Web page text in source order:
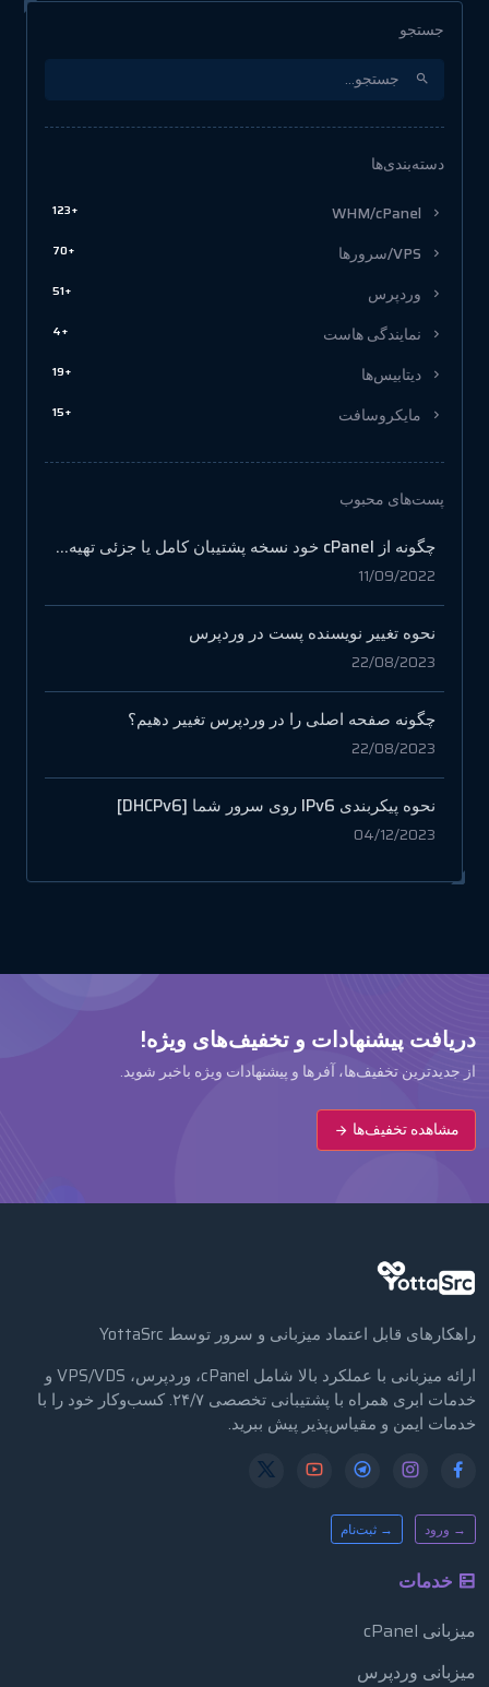
جستجو
دسته‌بندی‌ها
+123
+70
وردپرس +51
نمایندگی هاست +4
دیتابیس‌ها +19
مایکروسافت +15
پست‌های محبوب
چگونه از cPanel خود نسخه پشتیبان کامل یا جزئی تهیه کنیم
11/09/2022
نحوه تغییر نویسنده پست در وردپرس
22/08/2023
چگونه صفحه اصلی را در وردپرس تغییر دهیم؟
22/08/2023
نحوه پیکربندی IPv6 روی سرور شما [DHCPv6]
04/12/2023
دریافت پیشنهادات و تخفیف‌های ویژه!
از جدیدترین تخفیف‌ها، آفرها و پیشنهادات ویژه باخبر شوید.
مشاهده تخفیف‌ها
راهکارهای قابل اعتماد میزبانی و سرور توسط YottaSrc
ارائه میزبانی با عملکرد بالا شامل cPanel، وردپرس، VPS/VDS و
خدمات ابری همراه با پشتیبانی تخصصی ۲۴/۷. کسب‌وکار خود را با
خدمات ایمن و مقیاس‌پذیر پیش ببرید.
→ ورود → ثبت‌نام
خدمات
میزبانی cPanel
میزبانی وردپرس